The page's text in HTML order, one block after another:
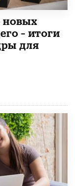
новых
– итоги
для